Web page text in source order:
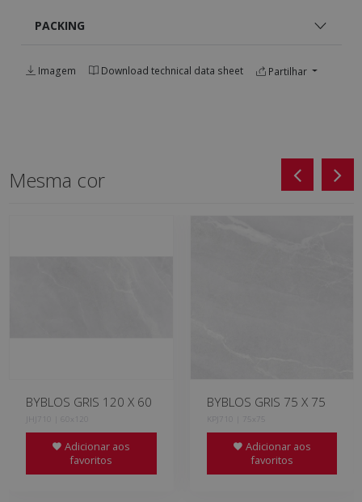
PACKING
Imagem Download technical data sheet Partilhar
Mesma cor
BYBLOS GRIS 120 X 60
JHJ710 | 60x120
Adicionar aos
favoritos
BYBLOS GRIS 75 X 75
KPJ710 | 75x75
Adicionar aos
favoritos